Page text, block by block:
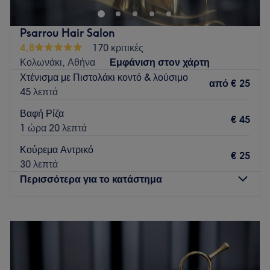
Psarrou Hair Salon
4,8
170 κριτικές
Κολωνάκι, Αθήνα
Εμφάνιση στον χάρτη
Χτένισμα με Πιστολάκι κοντό & λούσιμο
45 λεπτά
από € 25
Βαφή Ρίζα
1 ώρα 20 λεπτά
€ 45
Κούρεμα Αντρικό
30 λεπτά
€ 25
Περισσότερα για το κατάστημα
16:00
07:30–17:00